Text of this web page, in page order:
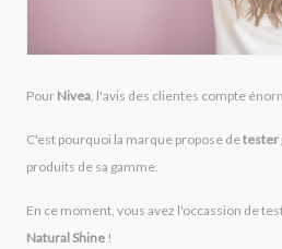
Pour Nivea, l'avis des clientes compte
C'est pourquoi la marque propose detester
produits de sa gamme.
En ce moment, vous avez l'occassion de
Natural Shine !